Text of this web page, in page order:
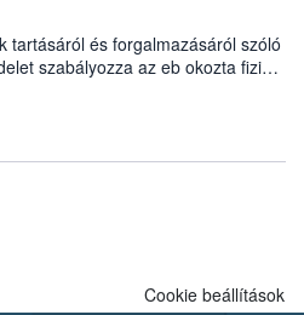
tartásáról és forgalmazásáról szóló
szabályozza az eb okozta fizikai
keletkezésekor felmerülő
a veszélyes eb tartását és annak
megítélésében jártas szakértőt.
Cookie beállítások